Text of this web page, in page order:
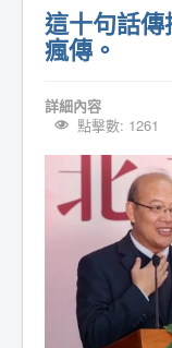
這十句話
瘋傳。
詳細內容
點擊數: 1261